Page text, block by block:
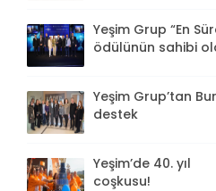
Yeşim Grup “En
ödülünün sahibi
Yeşim Grup’tan
destek
Yeşim’de 40. yıl
coşkusu!